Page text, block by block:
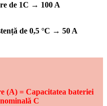
de 1C → 100 A
de 0,5 °C → 50 A
(A) = Capacitatea bateriei
C